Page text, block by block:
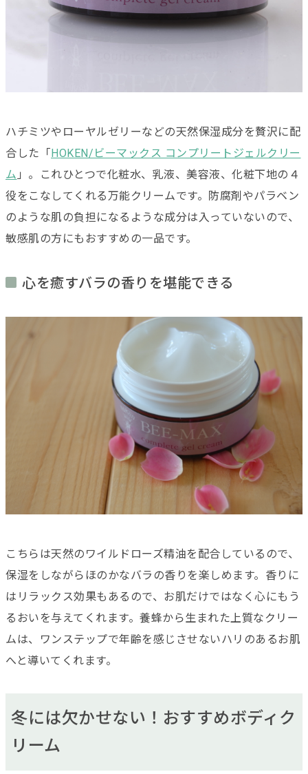
ハチミツやローヤルゼリーなどの天然保湿成分を贅沢に配
合した「 HOKEN/ビーマックス コンプリートジェルクリー
ム 」。これひとつで化粧水、乳液、美容液、化粧下地の４
役をこなしてくれる万能クリームです。
防腐剤やパラベン
のような肌の負担になるような成分は入っていないので、
敏感肌の方にもおすすめの一品です。
心を癒すバラの香りを堪能できる
こちらは天然のワイルドローズ精油を配合しているので、
保湿をしながらほのかなバラの香りを楽しめます。香りに
はリラックス効果もあるので、お肌だけではなく心にもう
るおいを与えてくれます。 養蜂から生まれた上質なクリー
ムは、ワンステップで年齢を感じさせないハリのあるお肌
へと導いてくれます。
冬には欠かせない！おすすめボディク
リーム